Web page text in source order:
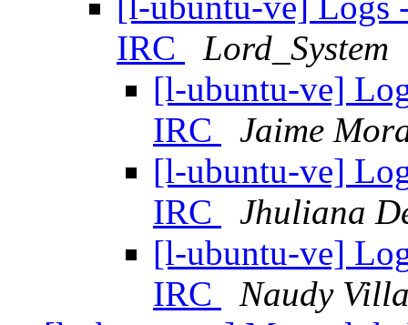
IRC
Lord_System
[l-ubuntu-ve]
IRC
Jaime
[l-ubuntu-ve]
IRC
Jhuliana
[l-ubuntu-ve]
IRC
Naudy